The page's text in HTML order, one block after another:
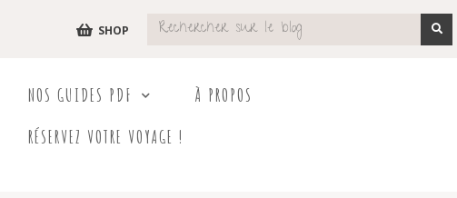
SHOP
NOS GUIDES PDF
À PROPOS
RÉSERVEZ VOTRE VOYAGE !